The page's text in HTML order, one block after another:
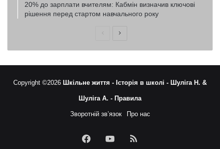
20% до зарплати вчителям: Кабмін визначив ключові
рішення перед стартом навчального року
ПопередняНаступна
Copyright ©2026 Шкільне життя - Історія в школі - Шуліга Н. &
Шуліга А. - Правила
Зворотній зв’язок Про нас
FacebookYouTubeRSS